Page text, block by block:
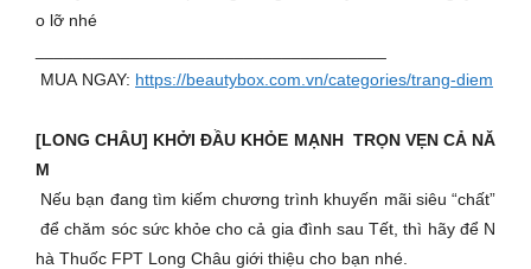
o lỡ nhé
MUA NGAY: https://beautybox.com.vn/categories/trang-diem
[LONG CHÂU] KHỞI ĐẦU KHỎE MẠNH TRỌN VẸN CẢ NĂ
M
Nếu bạn đang tìm kiếm chương trình khuyến mãi siêu “chất”
để chăm sóc sức khỏe cho cả gia đình sau Tết, thì hãy để N
hà Thuốc FPT Long Châu giới thiệu cho bạn nhé.